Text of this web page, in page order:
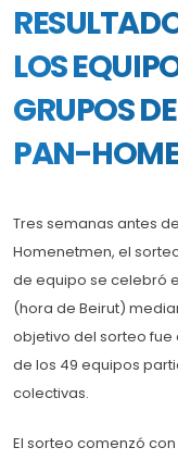
LOS
GRUPOS
PAN-
Tres semanas antes
Homenetmen, el
de equipo se celebró
(hora de Beirut)
objetivo del sorteo
de los 49 equipos
colectivas.
El sorteo comenzó